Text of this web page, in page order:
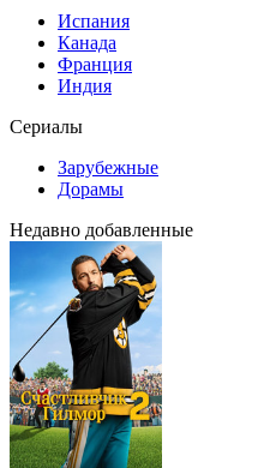
Испания
Канада
Франция
Индия
Сериалы
Зарубежные
Дорамы
Недавно добавленные